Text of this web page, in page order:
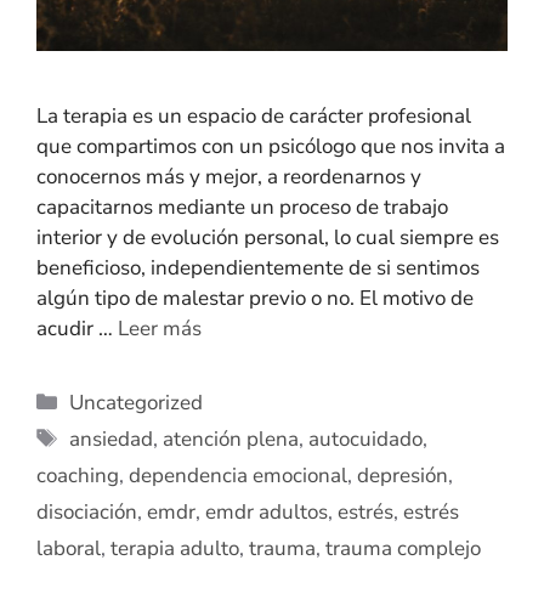
La terapia es un espacio de carácter profesional
que compartimos con un psicólogo que nos invita a
conocernos más y mejor, a reordenarnos y
capacitarnos mediante un proceso de trabajo
interior y de evolución personal, lo cual siempre es
beneficioso, independientemente de si sentimos
algún tipo de malestar previo o no. El motivo de
acudir … Leer más
Uncategorized
ansiedad, atención plena, autocuidado,
coaching, dependencia emocional, depresión,
disociación, emdr, emdr adultos, estrés, estrés
laboral, terapia adulto, trauma, trauma complejo